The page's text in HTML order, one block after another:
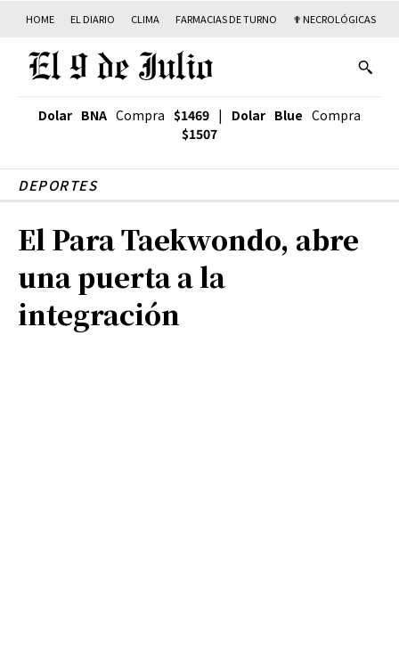
HOME EL DIARIO CLIMA FARMACIAS DE TURNO ✟ NECROLÓGICAS
Dolar BNA Compra $1469 | Dolar Blue Compra
$1507
DEPORTES
El Para Taekwondo, abre
una puerta a la
integración